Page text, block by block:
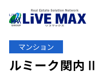
マンション
ルミーク関内Ⅱ